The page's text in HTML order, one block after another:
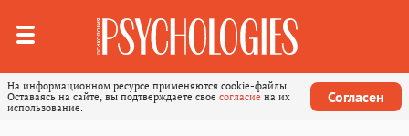
На информационном ресурсе применяются cookie-файлы.
Оставаясь на сайте, вы подтверждаете свое согласие на их
использование.
Согласен